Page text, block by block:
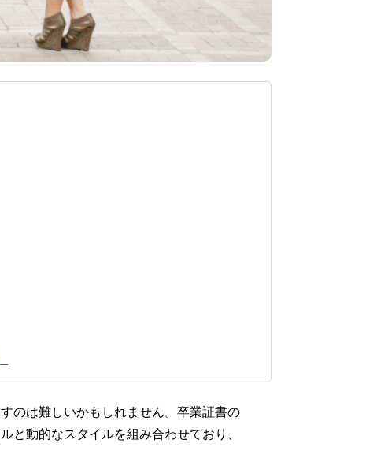
のは難しいかもしれません。卒業証書の
と動的なスタイルを組み合わせており、